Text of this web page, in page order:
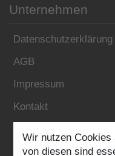
Unternehmen
Datenschutzerklärung
AGB
Impressum
Kontakt
Folgen Sie uns:
Wir nutzen
von diesen sind